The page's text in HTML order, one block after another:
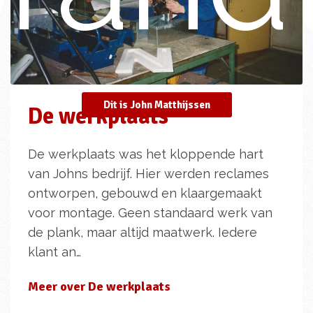
Dit is John Matthijssen
De werkplaats
De werkplaats was het kloppende hart
van Johns bedrijf. Hier werden reclames
ontworpen, gebouwd en klaargemaakt
voor montage. Geen standaard werk van
de plank, maar altijd maatwerk. Iedere
klant an…
Meer over De werkplaats